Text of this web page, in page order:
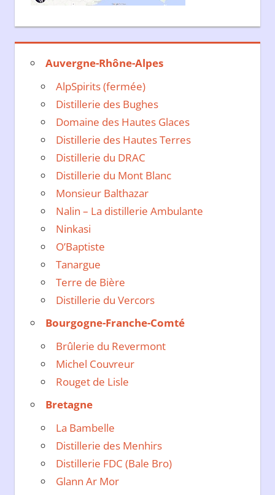
Auvergne-Rhône-Alpes
AlpSpirits (fermée)
Distillerie des Bughes
Domaine des Hautes Glaces
Distillerie des Hautes Terres
Distillerie du DRAC
Distillerie du Mont Blanc
Monsieur Balthazar
Nalin – La distillerie Ambulante
Ninkasi
O’Baptiste
Tanargue
Terre de Bière
Distillerie du Vercors
Bourgogne-Franche-Comté
Brûlerie du Revermont
Michel Couvreur
Rouget de Lisle
Bretagne
La Bambelle
Distillerie des Menhirs
Distillerie FDC (Bale Bro)
Glann Ar Mor